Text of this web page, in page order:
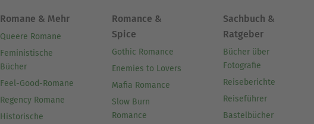
Romane & Mehr
Queere Romane
Feministische
Bücher
Feel-Good-Romane
Regency Romane
Historische
Romance &
Spice
Gothic Romance
Enemies to Lovers
Mafia Romance
Slow Burn
Romance
Sachbuch &
Ratgeber
Bücher über
Fotografie
Reiseberichte
Reiseführer
Bastelbücher